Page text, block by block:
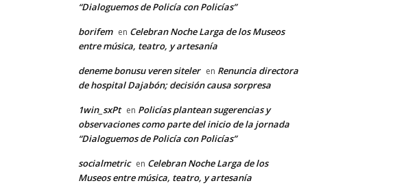
“Dialoguemos de Policía con Policías”
borifem en Celebran Noche Larga de los Museos
entre música, teatro, y artesanía
deneme bonusu veren siteler en Renuncia directora
de hospital Dajabón; decisión causa sorpresa
1win_sxPt en Policías plantean sugerencias y
observaciones como parte del inicio de la jornada
“Dialoguemos de Policía con Policías”
socialmetric en Celebran Noche Larga de los
Museos entre música, teatro, y artesanía